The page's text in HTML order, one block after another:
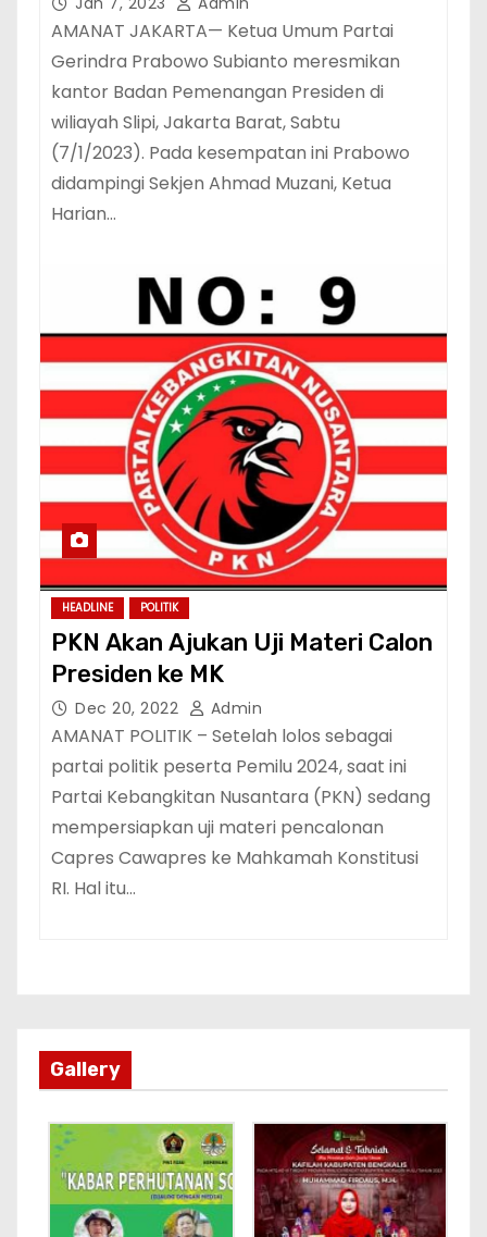
AMANAT JAKARTA— Ketua Umum Partai
Gerindra Prabowo Subianto meresmikan
kantor Badan Pemenangan Presiden di
wiliayah Slipi, Jakarta Barat, Sabtu
(7/1/2023). Pada kesempatan ini Prabowo
didampingi Sekjen Ahmad Muzani, Ketua
Harian…
HEADLINE POLITIK
PKN Akan Ajukan Uji Materi Calon
Presiden ke MK
Dec 20, 2022 Admin
AMANAT POLITIK – Setelah lolos sebagai
partai politik peserta Pemilu 2024, saat ini
Partai Kebangkitan Nusantara (PKN) sedang
mempersiapkan uji materi pencalonan
Capres Cawapres ke Mahkamah Konstitusi
RI. Hal itu…
Gallery